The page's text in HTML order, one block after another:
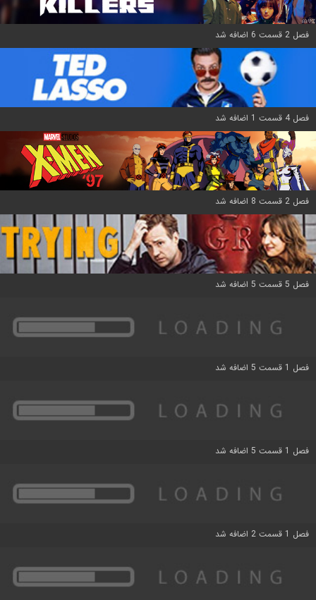
فصل 2 قسمت 6 اضافه شد
فصل 4 قسمت 1 اضافه شد
فصل 2 قسمت 8 اضافه شد
فصل 5 قسمت 5 اضافه شد
فصل 1 قسمت 5 اضافه شد
فصل 1 قسمت 5 اضافه شد
فصل 1 قسمت 2 اضافه شد